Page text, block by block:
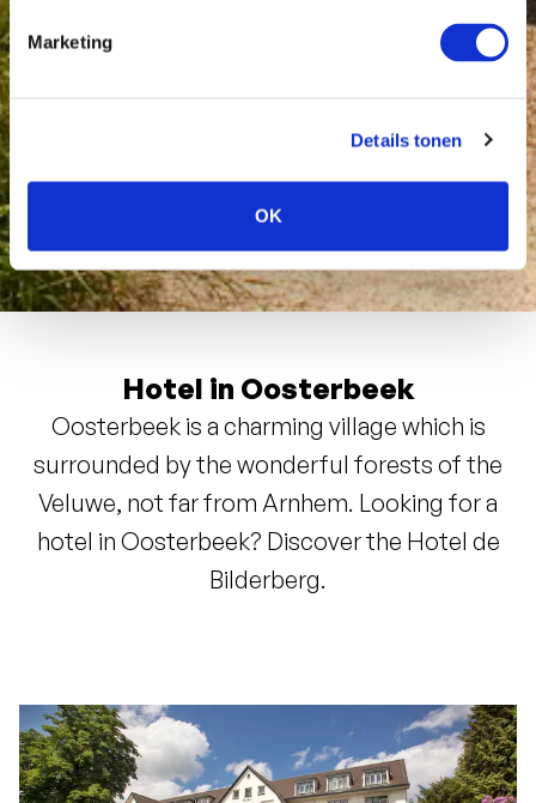
Marketing
Details tonen
OK
Hotel in Oosterbeek
Oosterbeek is a charming village which is
surrounded by the wonderful forests of the
Veluwe, not far from Arnhem. Looking for a
hotel in Oosterbeek? Discover the Hotel de
Bilderberg.